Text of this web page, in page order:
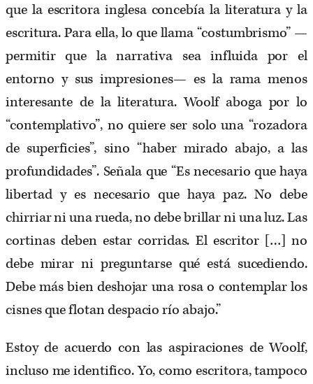
que la escritora inglesa concebía la literatura y la
escritura. Para ella, lo que llama “costumbrismo” —
permitir que la narrativa sea influida por el
entorno y sus impresiones— es la rama menos
interesante de la literatura. Woolf aboga por lo
“contemplativo”, no quiere ser solo una “rozadora
de superficies”, sino “haber mirado abajo, a las
profundidades”. Señala que “Es necesario que haya
libertad y es necesario que haya paz. No debe
chirriar ni una rueda, no debe brillar ni una luz. Las
cortinas deben estar corridas. El escritor […] no
debe mirar ni preguntarse qué está sucediendo.
Debe más bien deshojar una rosa o contemplar los
cisnes que flotan despacio río abajo.”
Estoy de acuerdo con las aspiraciones de Woolf,
incluso me identifico. Yo, como escritora, tampoco